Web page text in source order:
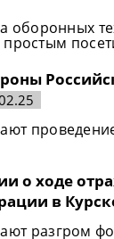
оборонных
простым
о ходе
в
разгром